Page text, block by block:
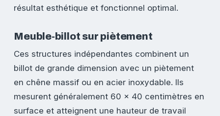
résultat esthétique et fonctionnel optimal.
Meuble-billot sur piètement
Ces structures indépendantes combinent un
billot de grande dimension avec un piètement
en chêne massif ou en acier inoxydable. Ils
mesurent généralement 60 x 40 centimètres en
surface et atteignent une hauteur de travail